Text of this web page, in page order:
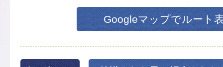
Googleマップでルート